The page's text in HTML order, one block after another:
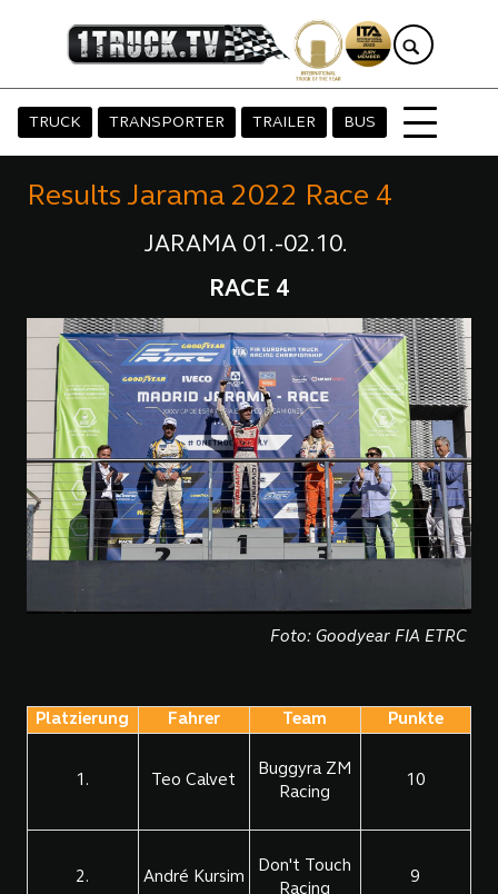
TRUCK TRANSPORTER TRAILER BUS
Results Jarama 2022 Race 4
JARAMA 01.-02.10.
RACE 4
Foto: Goodyear FIA ETRC
Platzierung Fahrer Team Punkte
1. Teo Calvet
Buggyra ZM
Racing
10
2. André Kursim
Don't Touch
Racing
9